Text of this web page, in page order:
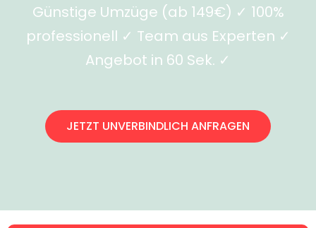
Günstige Umzüge (ab 149€) ✓ 100%
professionell ✓ Team aus Experten ✓
Angebot in 60 Sek. ✓
JETZT UNVERBINDLICH ANFRAGEN